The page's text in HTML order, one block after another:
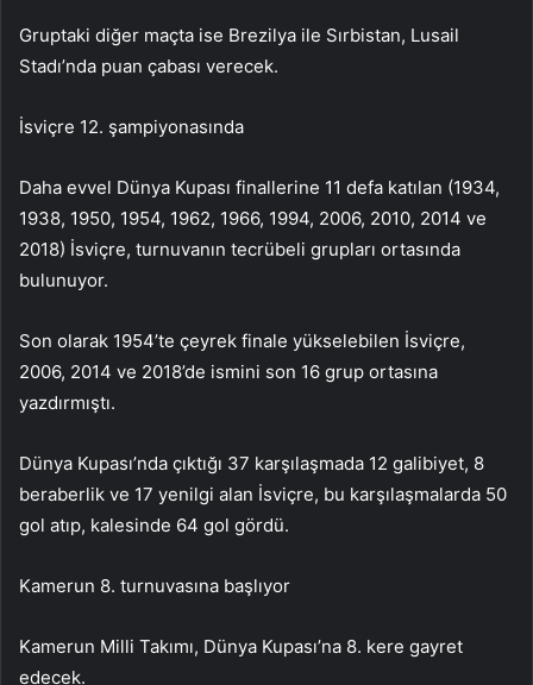
Gruptaki diğer maçta ise Brezilya ile Sırbistan, Lusail
Stadı’nda puan çabası verecek.
İsviçre 12. şampiyonasında
Daha evvel Dünya Kupası finallerine 11 defa katılan (1934,
1938, 1950, 1954, 1962, 1966, 1994, 2006, 2010, 2014 ve
2018) İsviçre, turnuvanın tecrübeli grupları ortasında
bulunuyor.
Son olarak 1954’te çeyrek finale yükselebilen İsviçre,
2006, 2014 ve 2018’de ismini son 16 grup ortasına
yazdırmıştı.
Dünya Kupası’nda çıktığı 37 karşılaşmada 12 galibiyet, 8
beraberlik ve 17 yenilgi alan İsviçre, bu karşılaşmalarda 50
gol atıp, kalesinde 64 gol gördü.
Kamerun 8. turnuvasına başlıyor
Kamerun Milli Takımı, Dünya Kupası’na 8. kere gayret
edecek.